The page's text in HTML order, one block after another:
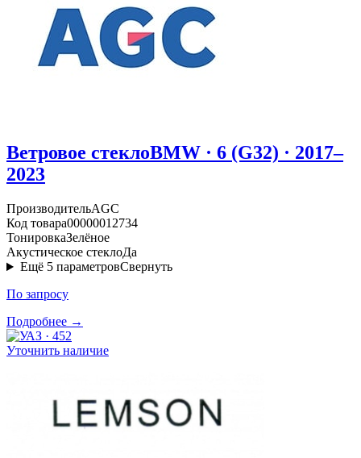
Ветровое стеклоBMW · 6 (G32) · 2017–
2023
ПроизводительAGC
Код товара00000012734
ТонировкаЗелёное
Акустическое стеклоДа
Ещё 5 параметровСвернуть
По запросу
Подробнее →
Уточнить наличие